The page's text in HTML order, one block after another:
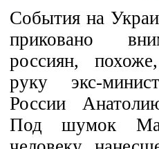
События на
приковано
россиян,
руку экс-
России
Под шумок